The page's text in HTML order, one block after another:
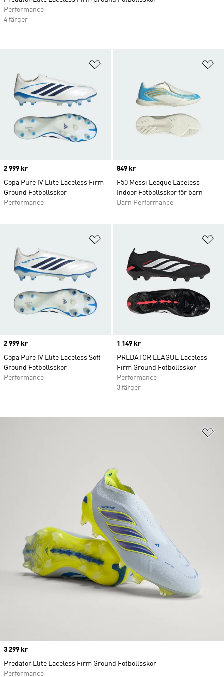
Price
2 999 kr
Copa Pure IV Elite Laceless Firm
Ground Fotbollsskor
Performance
Price
849 kr
F50 Messi League Laceless
Indoor Fotbollsskor för barn
Barn Performance
Price
2 999 kr
Copa Pure IV Elite Laceless Soft
Ground Fotbollsskor
Performance
Price
1 149 kr
PREDATOR LEAGUE Laceless
Firm Ground Fotbollsskor
Performance
3 färger
Performance
4 färger
Price
3 299 kr
Predator Elite Laceless Firm Ground Fotbollsskor
Performance